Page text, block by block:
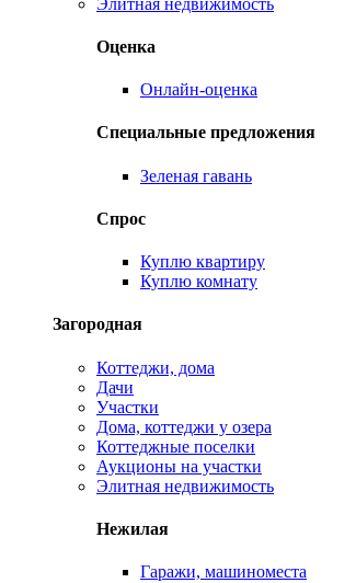
Оценка
Онлайн-оценка
Специальные предложения
Зеленая гавань
Спрос
Куплю квартиру
Куплю комнату
Загородная
Коттеджи, дома
Дачи
Участки
Дома, коттеджи у озера
Коттеджные поселки
Аукционы на участки
Элитная недвижимость
Нежилая
Гаражи, машиноместа